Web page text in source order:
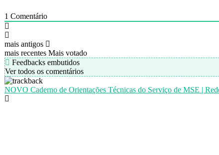
1 Comentário
mais antigos
mais recentes Mais votado
Feedbacks embutidos
Ver todos os comentários
NOVO Caderno de Orientações Técnicas do Serviço de MSE |